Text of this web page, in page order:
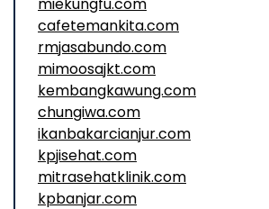
cafetemankita.com
rmjasabundo.com
mimoosajkt.com
kembangkawung.com
chungiwa.com
ikanbakarcianjur.com
kpjisehat.com
mitrasehatklinik.com
kpbanjar.com